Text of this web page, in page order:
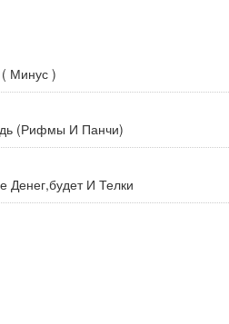
Минус )
(Рифмы И Панчи)
И Телки